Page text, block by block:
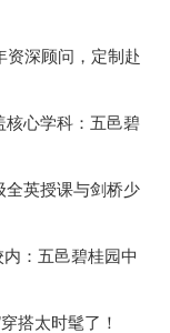
资深顾问，定制赴
心学科：五邑碧
全英授课与剑桥少
：五邑碧桂园中
搭太时髦了！